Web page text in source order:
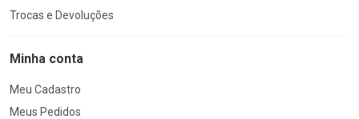
Trocas e Devoluções
Minha conta
Meu Cadastro
Meus Pedidos